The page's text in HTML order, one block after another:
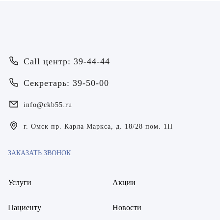
Call центр: 39-44-44
Секретарь: 39-50-00
info@ckb55.ru
г. Омск пр. Карла Маркса, д. 18/28 пом. 1П
ЗАКАЗАТЬ ЗВОНОК
Услуги
Пациенту
Акции
Новости
Врач
Байрамов Рустем Линафович
Батяева Екатерина Анатольевна
Билер Янина Ариановна
Бурмистров Аркадий Валерьевич
ОТПРАВИТЬ
Я даю согласие наобработку персональных данных